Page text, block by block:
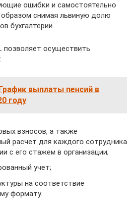
ошибки и самостоятельно
образом снимая львиную долю
бухгалтерии.
позволяет осуществить
выплаты пенсий в
году
взносов, а также
расчет для каждого сотрудника
с его стажем в организации;
учет;
на соответствие
формату.